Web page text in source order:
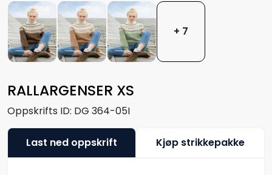
RALLARGENSER XS
Oppskrifts ID: DG 364-05I
+ 7
Last ned oppskrift Kjøp strikkepakke